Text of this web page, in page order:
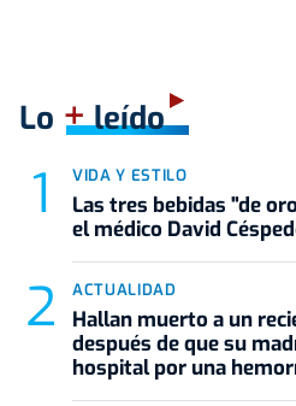
Lo +leído
VIDA Y ESTILO
Las tres bebidas "de
el médico David
ACTUALIDAD
Hallan muerto a un
después de que su
hospital por una